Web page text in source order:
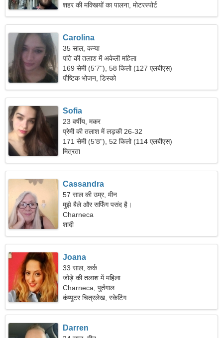
शहर की मक्खियों का पालना, मोटरस्पोर्ट
Carolina
35 साल, कन्या
पति की तलाश में अकेली महिला
169 सेमी (5'7"), 58 किलो (127 एलबीएस)
पौष्टिक भोजन, डिस्को
Sofia
23 वर्षीय, मकर
प्रेमी की तलाश में लड़की 26-32
171 सेमी (5'8"), 52 किलो (114 एलबीएस)
मित्रता
Cassandra
57 साल की उम्र, मीन
मुझे बैले और सर्फिंग पसंद है।
Charneca
शादी
Joana
33 साल, कर्क
जोड़े की तलाश में महिला
Charneca, पुर्तगाल
कंप्यूटर चित्रलेख, स्केटिंग
Darren